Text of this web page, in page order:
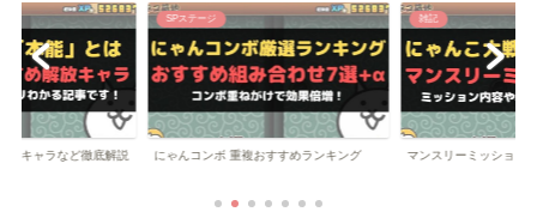
放キャラなど徹底解説
SPステージ
にゃんコンボ 重複おすすめランキング
雑記
マンスリーミッション